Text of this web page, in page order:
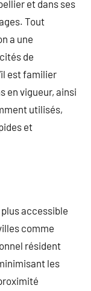
et dans ses
Tout
a une
de
est familier
en vigueur, ainsi
utilisés,
et
accessible
comme
résident
les